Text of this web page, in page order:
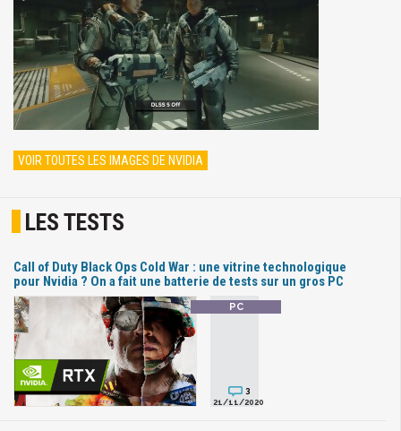
VOIR TOUTES LES IMAGES DE NVIDIA
LES TESTS
Call of Duty Black Ops Cold War : une vitrine technologique
pour Nvidia ? On a fait une batterie de tests sur un gros PC
3
21/11/2020